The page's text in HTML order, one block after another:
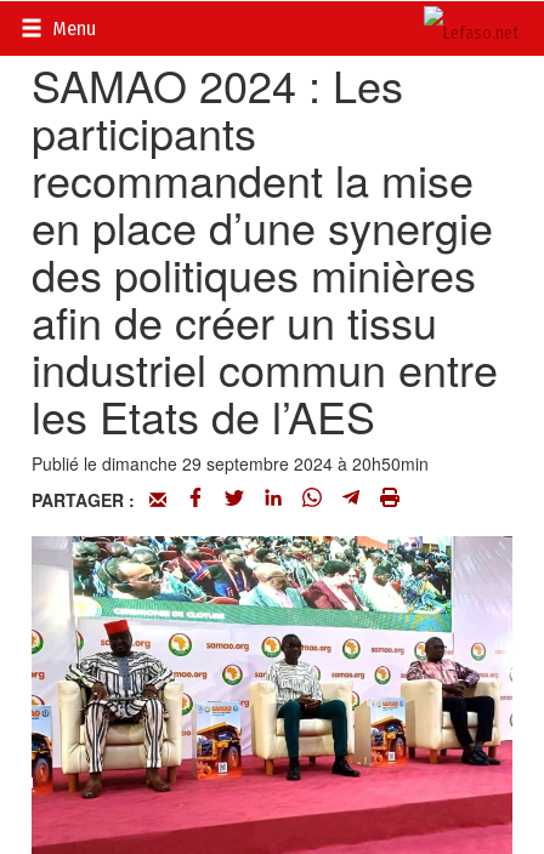
Menu
Accueil> Mines, mineurs, miniers, énergie
SAMAO 2024 : Les
participants
recommandent la mise
en place d’une synergie
des politiques minières
afin de créer un tissu
industriel commun entre
les Etats de l’AES
Publié le dimanche 29 septembre 2024 à 20h50min
PARTAGER :